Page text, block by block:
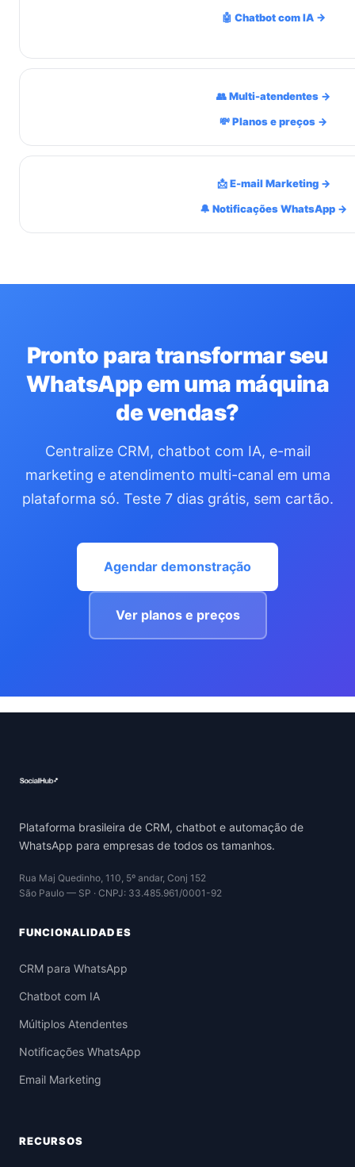
🤖 Chatbot com IA →
👥 Multi-atendentes →
💸 Planos e preços →
📩 E-mail Marketing →
🔔 Notificações WhatsApp →
Pronto para transformar seu
WhatsApp em uma máquina
de vendas?
Centralize CRM, chatbot com IA, e-mail
marketing e atendimento multi-canal em uma
plataforma só. Teste 7 dias grátis, sem cartão.
Agendar demonstração
Ver planos e preços
Plataforma brasileira de CRM, chatbot e automação de
WhatsApp para empresas de todos os tamanhos.
Rua Maj Quedinho, 110, 5º andar, Conj 152
São Paulo — SP · CNPJ: 33.485.961/0001-92
FUNCIONALIDADES
CRM para WhatsApp
Chatbot com IA
Múltiplos Atendentes
Notificações WhatsApp
Email Marketing
RECURSOS